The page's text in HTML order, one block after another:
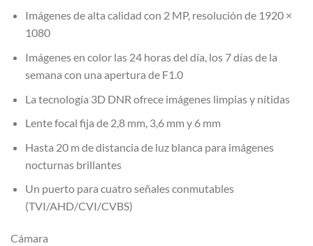
Imágenes de alta calidad con 2 MP, resolución de 1920 ×
1080
Imágenes en color las 24 horas del día, los 7 días de la
semana con una apertura de F1.0
La tecnología 3D DNR ofrece imágenes limpias y nítidas
Lente focal fija de 2,8 mm, 3,6 mm y 6 mm
Hasta 20 m de distancia de luz blanca para imágenes
nocturnas brillantes
Un puerto para cuatro señales conmutables
(TVI/AHD/CVI/CVBS)
Cámara